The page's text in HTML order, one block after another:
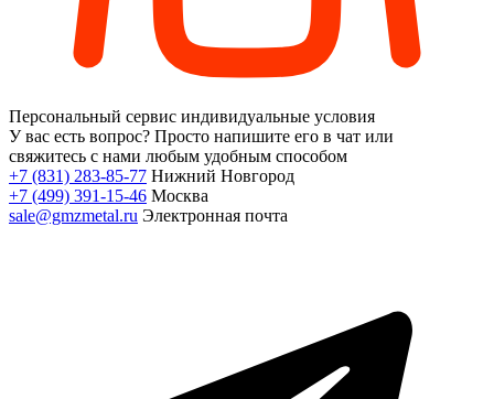
Персональный сервис индивидуальные условия
У вас есть вопрос? Просто напишите его в чат или
свяжитесь с нами любым удобным способом
+7 (831) 283-85-77 Нижний Новгород
+7 (499) 391-15-46 Москва
sale@gmzmetal.ru Электронная почта